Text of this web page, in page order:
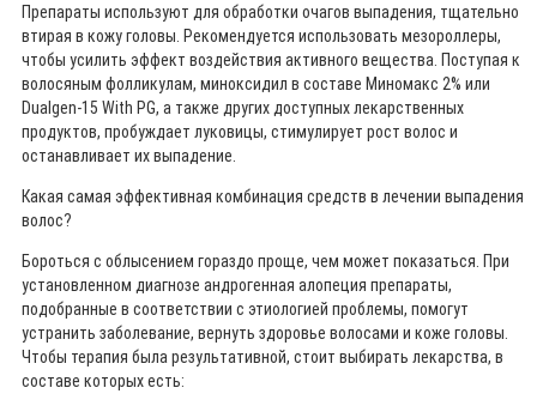
Препараты используют для обработки очагов выпадения, тщательно
втирая в кожу головы. Рекомендуется использовать мезороллеры,
чтобы усилить эффект воздействия активного вещества. Поступая к
волосяным фолликулам, миноксидил в составе Миномакс 2% или
Dualgen-15 With PG, а также других доступных лекарственных
продуктов, пробуждает луковицы, стимулирует рост волос и
останавливает их выпадение.
Какая самая эффективная комбинация средств в лечении выпадения
волос?
Бороться с облысением гораздо проще, чем может показаться. При
установленном диагнозе андрогенная алопеция препараты,
подобранные в соответствии с этиологией проблемы, помогут
устранить заболевание, вернуть здоровье волосами и коже головы.
Чтобы терапия была результативной, стоит выбирать лекарства, в
составе которых есть: